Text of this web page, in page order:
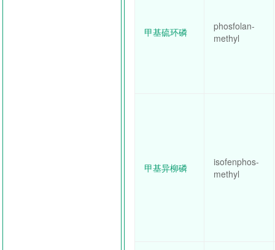
甲基硫环磷
phosfolan-
methyl
甲基异柳磷
isofenphos-
methyl